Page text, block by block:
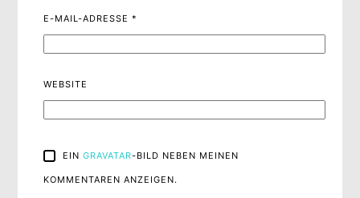
E-MAIL-ADRESSE*
WEBSITE
EIN GRAVATAR-BILD NEBEN MEINEN
KOMMENTAREN ANZEIGEN.